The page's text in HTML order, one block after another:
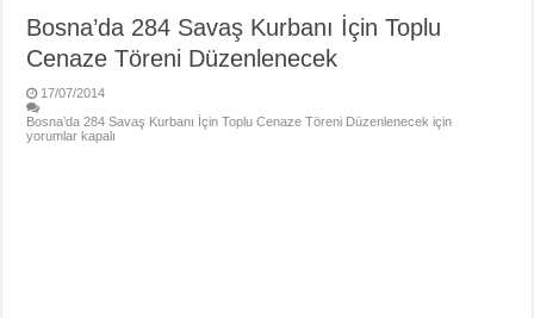
Bosna’da 284 Savaş Kurbanı İçin Toplu
Cenaze Töreni Düzenlenecek
17/07/2014
Bosna’da 284 Savaş Kurbanı İçin Toplu Cenaze Töreni Düzenlenecek için
yorumlar kapalı